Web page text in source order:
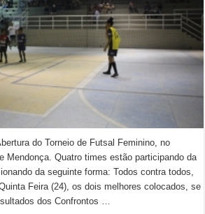
do Torneio de Futsal Feminino, no
Mendonça. Quatro times estão participando da
da seguinte forma: Todos contra todos,
Feira (24), os dois melhores colocados, se
dos Confrontos …